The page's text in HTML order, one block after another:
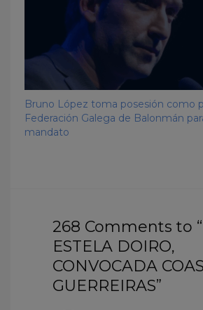
Bruno López toma posesión como
Federación Galega de Balonmán
mandato
268 Comments to “
ESTELA DOIRO,
CONVOCADA COAS
GUERREIRAS”